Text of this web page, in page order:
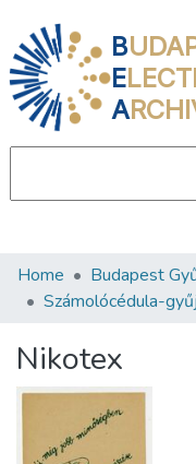
B
E
A
Communities &
Statistics
Home Budapest
Számolócédula-
Nikotex